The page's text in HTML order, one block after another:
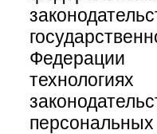
Федерации